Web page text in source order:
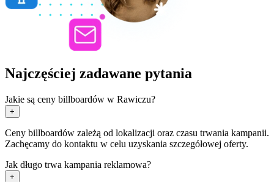
Najczęściej zadawane pytania
Jakie są ceny billboardów w Rawiczu?
+
Ceny billboardów zależą od lokalizacji oraz czasu trwania kampanii.
Zachęcamy do kontaktu w celu uzyskania szczegółowej oferty.
Jak długo trwa kampania reklamowa?
+